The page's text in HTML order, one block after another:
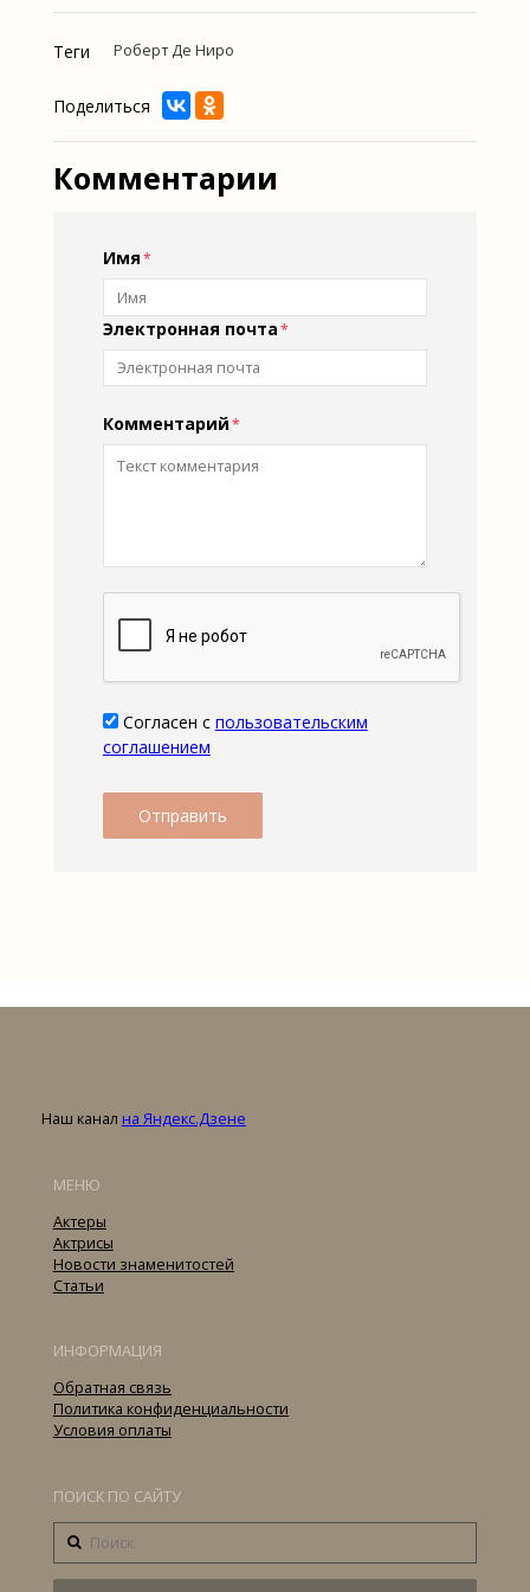
Теги Роберт Де Ниро
Поделиться
Комментарии
Имя
Электронная почта
Комментарий
Согласен с пользовательским
соглашением
Наш канал на Яндекс.Дзене
МЕНЮ
Актеры
Актрисы
Новости знаменитостей
Статьи
ИНФОРМАЦИЯ
Обратная связь
Политика конфиденциальности
Условия оплаты
ПОИСК ПО САЙТУ